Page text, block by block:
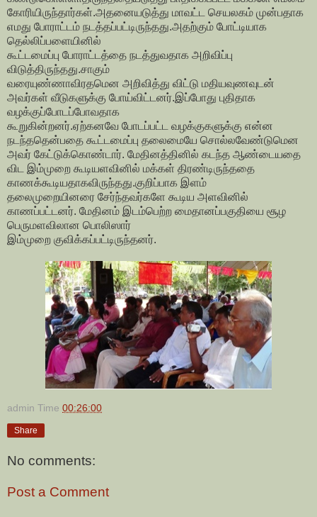
கோரியிருந்தார்கள்.அதனையடுத்து மாவட்ட செயலகம் முன்பதாக
எமது போராட்டம் நடத்தப்பட்டிருந்தது.அதற்கும் போட்டியாக
தெல்லிப்பளையினில்
கூட்டமைப்பு போராட்டத்தை நடத்துவதாக அறிவிப்பு
விடுத்திருந்தது.சாகும்
வரையுண்ணாவிரதமென அறிவித்து விட்டு மதியவுணவுடன்
அவர்கள் வீடுகளுக்கு போய்விட்டனர்.இப்போது புதிதாக
வழக்குப்போடப்போவதாக
கூறுகின்றனர்.ஏற்கனவே போடப்பட்ட வழக்குகளுக்கு என்ன
நடந்ததென்பதை கூட்டமைப்பு தலைமையே சொல்லவேண்டுமென
அவர் கேட்டுக்கொண்டார். மேதினத்தினில் கடந்த ஆண்டையதை
விட இம்முறை கூடியளவினில் மக்கள் திரண்டிருந்ததை
காணக்கூடியதாகவிருந்தது.குறிப்பாக இளம்
தலைமுறையினரை சேர்ந்தவர்களே கூடிய அளவினில்
காணப்பட்டனர். மேதினம் இடம்பெற்ற மைதானப்பகுதியை சூழ
பெருமளவிலான பொலிஸார்
இம்முறை குவிக்கப்பட்டிருந்தனர்.
admin Time 00:26:00
Share
No comments:
Post a Comment